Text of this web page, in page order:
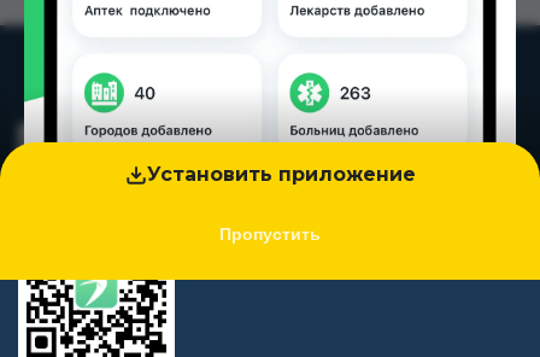
Установить приложение
Пропустить